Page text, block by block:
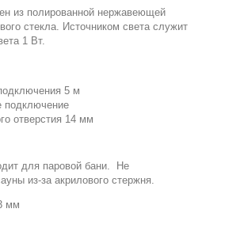
из полированной нержавеющей
стекла. Источником света служит
1 Вт.
5 м
подключение
отверстия 14 мм
для паровой бани. Не
из-за акрилового стержня.
мм